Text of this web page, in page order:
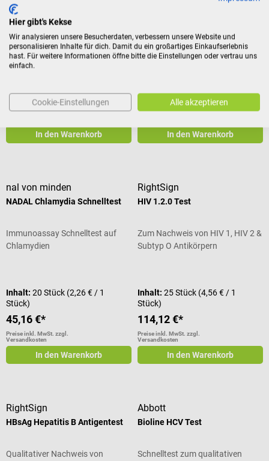
HCV Hepatitis C Virus Test
Qualitativer Nachweis von HCV-
spezifischen Antikörpern
117,69 €*
Preise inkl. MwSt. zzgl.
In den Warenkorb
Qualitativer Nachweis von
Chlamydia-spezifischen
59,44 €*
Preise inkl. MwSt. zzgl.
In den Warenkorb
nal von minden
NADAL Chlamydia Schnelltest
Immunoassay Schnelltest auf
Chlamydien
Inhalt: 20 Stück (2,26 € / 1
Stück)
45,16 €*
Preise inkl. MwSt. zzgl.
Versandkosten
In den Warenkorb
RightSign
HIV 1.2.0 Test
Zum Nachweis von HIV 1, HIV 2 &
Subtyp O Antikörpern
Inhalt:25 Stück (4,56 € / 1
Stück)
114,12 €*
Preise inkl. MwSt. zzgl.
Versandkosten
In den Warenkorb
RightSign
HBsAg Hepatitis B Antigentest
Qualitativer Nachweis von
Abbott
Bioline HCV Test
Schnelltest zum qualitativen
Hier gibt's Kekse
Wir analysieren unsere Besucherdaten, verbessern unsere Website und
personalisieren Inhalte für dich. Damit du ein großartiges Einkaufserlebnis
hast. Für weitere Informationen öffne bitte die Einstellungen oder vertrau uns
einfach.
Cookie-Einstellungen Alle akzeptieren